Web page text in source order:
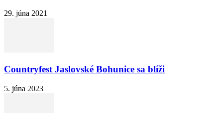
29. júna 2021
Countryfest Jaslovské Bohunice sa blíži
5. júna 2023